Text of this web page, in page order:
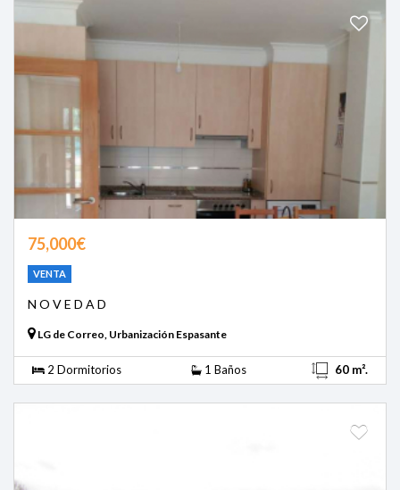
75,000€
VENTA
N O V E D A D
LG de Correo, Urbanización Espasante
2 Dormitorios 1 Baños 60 m².